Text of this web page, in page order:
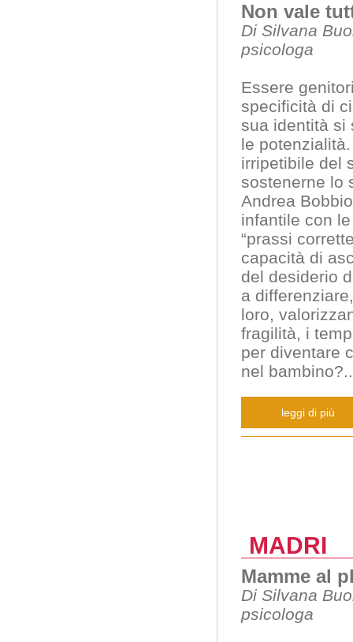
Non vale
Di Silvana
psicologa
Essere
specificità di
sua identità si
le
irripetibile del
sostenerne lo
Andrea
infantile con
“prassi
capacità di
del desiderio
a
loro,
fragilità, i
per diventare
nel bambino?
leggi di più
MADRI
Mamme al
Di Silvana
psicologa